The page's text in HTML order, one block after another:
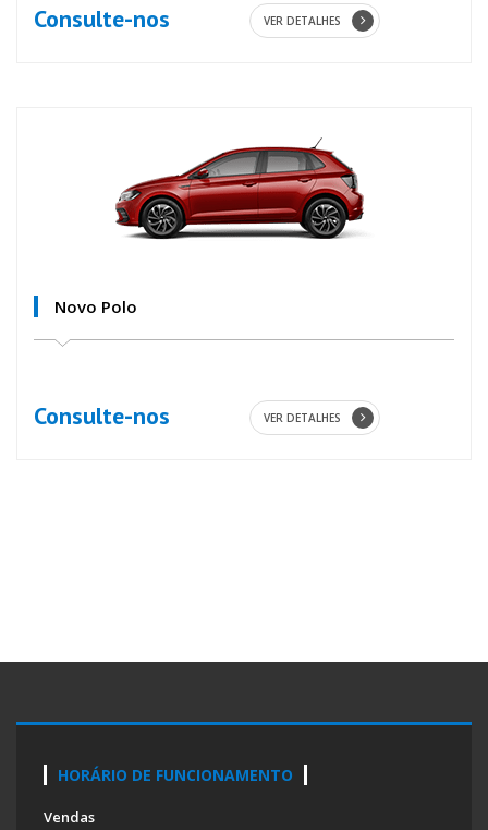
Consulte-nos VER DETALHES
Novo Polo
Consulte-nos VER DETALHES
HORÁRIO DE FUNCIONAMENTO
Vendas